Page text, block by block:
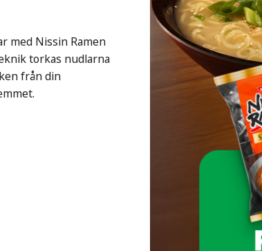
med Nissin Ramen
torkas nudlarna
från din